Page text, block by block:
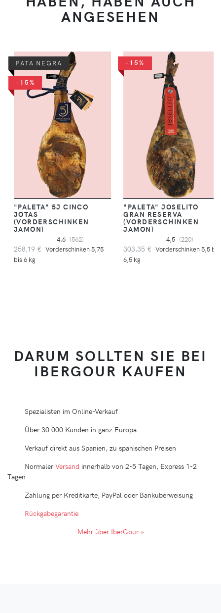
ANGESEHEN
PATA NEGRA
-15%
"PALETA" 5J CINCO
JOTAS
(VORDERSCHINKEN
JAMON)
4,6 (562)
258,19 € Vorderschinken 5,75
bis 6 kg
-15%
"PALETA" JOSELITO
GRAN RESERVA
(VORDERSCHINKEN
JAMON)
4,5 (220)
303,35 € Vorderschinken 5,5 bis
6,5 kg
DARUM SOLLTEN SIE BEI
IBERGOUR KAUFEN
Spezialisten im Online-Verkauf
Über 30.000 Kunden in ganz Europa
Verkauf direkt aus Spanien, zu spanischen Preisen
NormalerVersand innerhalb von 2-5 Tagen, Express 1-2
Tagen
Zahlung per Kreditkarte, PayPal oder Banküberweisung
Rückgabegarantie
Mehr über IberGour »